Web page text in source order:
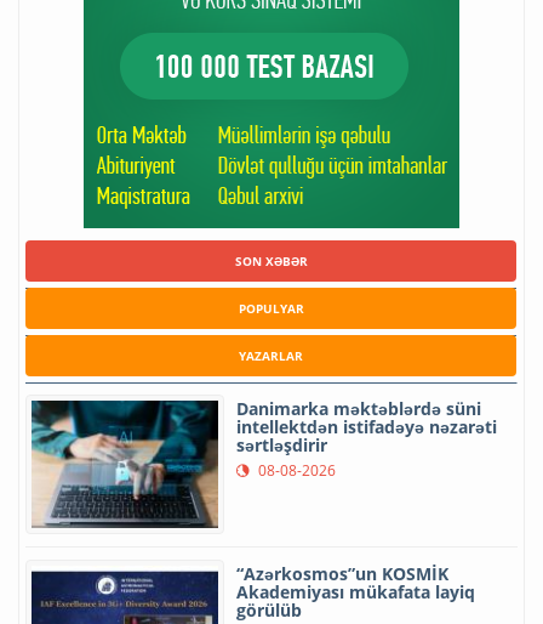
SON XƏBƏR
POPULYAR
YAZARLAR
Danimarka məktəblərdə süni
intellektdən istifadəyə nəzarəti
sərtləşdirir
08-08-2026
“Azərkosmos”un KOSMİK
Akademiyası mükafata layiq
görülüb